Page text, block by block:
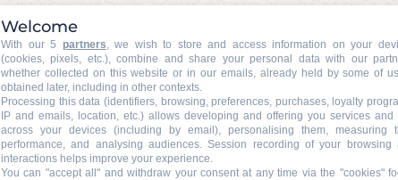
An Wochentagen
ein kostenloser
Kauf dein Hin-
Altibus) und zeig
Ticketschalter
Tageskarte für
DeinSkitag + Bus
Welcome
With our 5 partners, we wish to store and access information on your
(cookies, pixels, etc.), combine and share your personal data with our
whether collected on this website or in our emails, already held by some of
obtained later, including in other contexts.
Processing this data (identifiers, browsing, preferences, purchases, loyalty
IP and emails, location, etc.) allows developing and offering you services and
across your devices (including by email), personalising them, measuring
performance, and analysing audiences. Session recording of your browsing
interactions helps improve your experience.
You can "accept all" and withdraw your consent at any time via the "cookies"